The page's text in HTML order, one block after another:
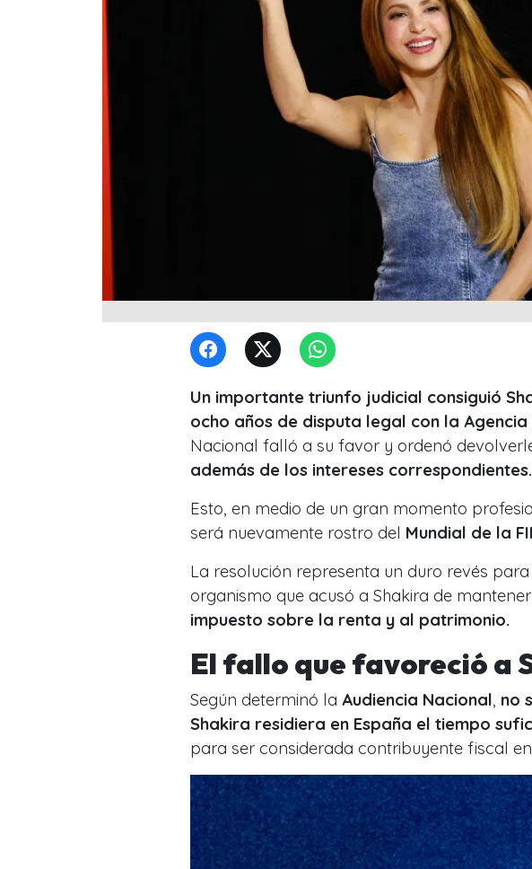
Un importante triunfo judicial consiguió
ocho años de disputa legal con la
Nacional falló a su favor y ordenó
además de los intereses correspondientes.
Esto, en medio de un gran momento
será nuevamente rostro del Mundial de la
La resolución representa un duro revés
organismo que acusó a Shakira de mantener
impuesto sobre la renta y al patrimonio.
El fallo que favoreció a
Según determinó la Audiencia Nacional no
Shakira residiera en España el tiempo
para ser considerada contribuyente fiscal